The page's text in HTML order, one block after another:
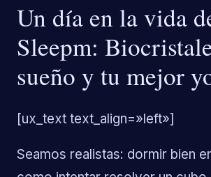
Un día en la vida
Sleepm:
sueño y tu mejor
[ux_text text_align=»left»]
Seamos realistas: dormir bien